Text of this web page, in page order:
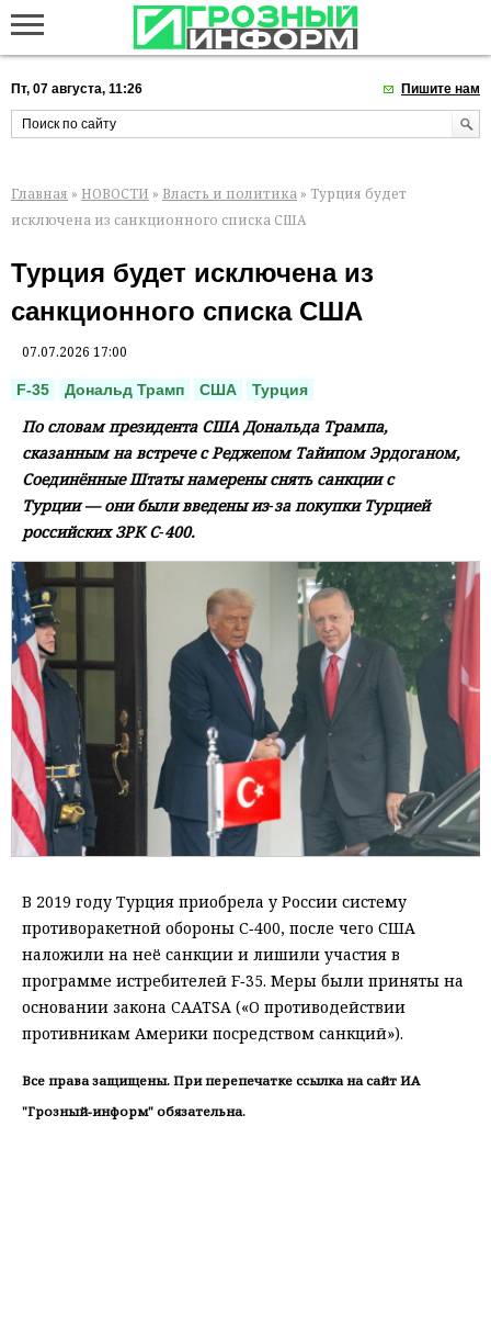
Пт, 07 августа, 11:26 Пишите нам
Главная » НОВОСТИ » Власть и политика » Турция будет
исключена из санкционного списка США
Турция будет исключена из
санкционного списка США
07.07.2026 17:00
F-35 Дональд Трамп США Турция
По словам президента США Дональда Трампа,
сказанным на встрече с Реджепом Тайипом Эрдоганом,
Соединённые Штаты намерены снять санкции с
Турции — они были введены из‑за покупки Турцией
российских ЗРК С‑400.
В 2019 году Турция приобрела у России систему
противоракетной обороны С‑400, после чего США
наложили на неё санкции и лишили участия в
программе истребителей F‑35. Меры были приняты на
основании закона CAATSA («О противодействии
противникам Америки посредством санкций»).
Все права защищены. При перепечатке ссылка на сайт ИА
"Грозный-информ" обязательна.